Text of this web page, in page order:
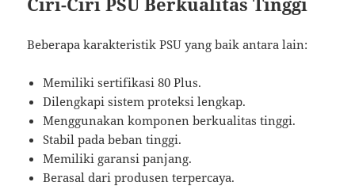
Beberapa karakteristik PSU yang baik antara lain:
Memiliki sertifikasi 80 Plus.
Dilengkapi sistem proteksi lengkap.
Menggunakan komponen berkualitas tinggi.
Stabil pada beban tinggi.
Memiliki garansi panjang.
Berasal dari produsen terpercaya.